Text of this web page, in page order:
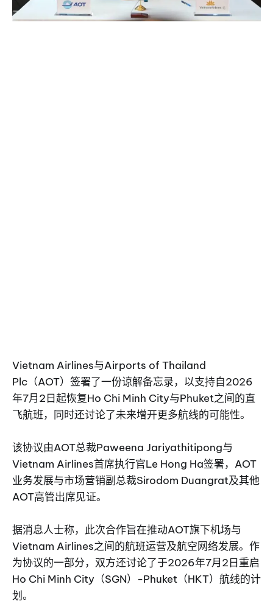
Vietnam Airlines与Airports of Thailand
Plc（AOT）签署了一份谅解备忘录，以支持自2026
年7月2日起恢复Ho Chi Minh City与Phuket之间的直
飞航班，同时还讨论了未来增开更多航线的可能性。
该协议由AOT总裁Paweena Jariyathitipong与
Vietnam Airlines首席执行官Le Hong Ha签署，AOT
业务发展与市场营销副总裁Sirodom Duangrat及其他
AOT高管出席见证。
据消息人士称，此次合作旨在推动AOT旗下机场与
Vietnam Airlines之间的航班运营及航空网络发展。作
为协议的一部分，双方还讨论了于2026年7月2日重启
Ho Chi Minh City（SGN）-Phuket（HKT）航线的计
划。